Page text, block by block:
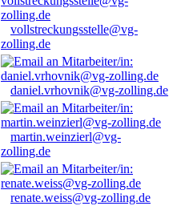
vollstreckungsstelle@vg-
zolling.de
daniel.vrhovnik@vg-zolling.de
martin.weinzierl@vg-
zolling.de
renate.weiss@vg-zolling.de